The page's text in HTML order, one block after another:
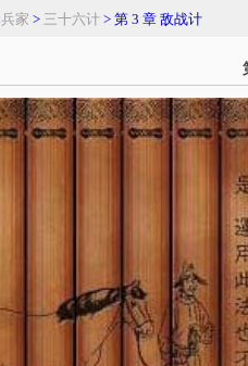
兵家 > 三十六计 > 第 3 章 敌战计